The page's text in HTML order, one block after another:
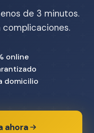
de 3 minutos.
complicaciones.
online
domicilio
ahora